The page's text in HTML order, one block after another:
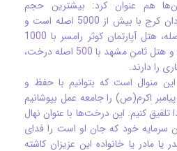
هم عنوان کرد: بیشترین حجم
درخت‌کاری مربوط به مجتمع کردان کرج با بیش از 5000 اصله است و
هتل سفیدکنار گیلان با 1100 اصله، هتل آپارتمان کوثر رامسر با 1000
اصله، هتل شاهد قم با 700 اصله و هتل ثامن مشهد با 500 اصله درخت،
را دارند.
منوال است که بتوانیم با حفظ و
اکرم(ص) را جامعه عمل بپوشانیم
کنیم. این درخت‌ها با عنوان نهال
سرمایه خود که جان او است را فدای
مادر یا خانواده این عزیزان کاشته